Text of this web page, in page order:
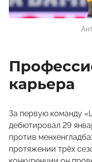
карьера
За первую команду
дебютировал 29
против
протяжении трёх